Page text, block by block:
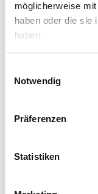
möglicherweise
haben oder die sie
haben.
Notwendig
Präferenzen
Statistiken